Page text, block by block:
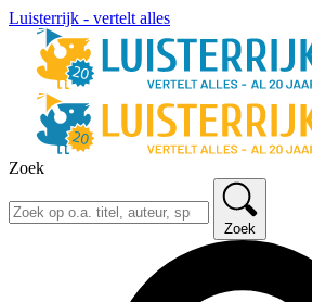
Luisterrijk - vertelt alles
Zoek
Zoek